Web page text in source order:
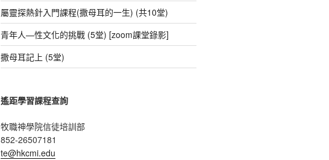
屬靈探熱針入門課程(撒母耳的一生) (共10堂)
青年人—性文化的挑戰 (5堂) [zoom課堂錄影]
撒母耳記上 (5堂)
遙距學習課程查詢
牧職神學院信徒培訓部
852-26507181
te@hkcmi.edu